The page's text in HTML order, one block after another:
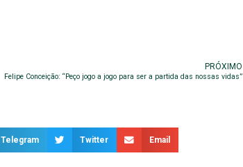
PRÓXIMO
Felipe Conceição: “Peço jogo a jogo para ser a partida das nossas vidas”
Telegram Twitter Email